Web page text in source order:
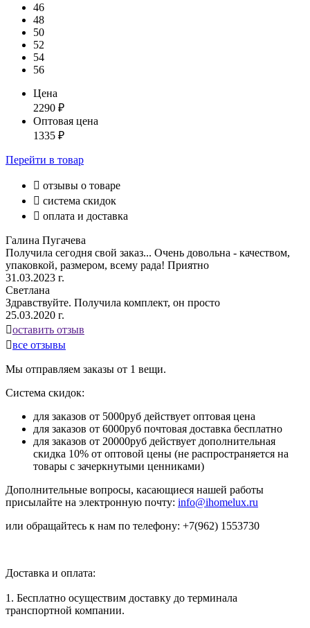
46
48
50
52
54
56
Цена
2290 ₽
Оптовая цена
1335 ₽
Перейти в товар
 отзывы о товаре
 система скидок
 оплата и доставка
Галина Пугачева
Получила сегодня свой заказ... Очень довольна - качеством,
упаковкой, размером, всему рада! Приятно
31.03.2023 г.
Светлана
Здравствуйте. Получила комплект, он просто
25.03.2020 г.
оставить отзыв
все отзывы
Мы отправляем заказы от 1 вещи.
Система скидок:
для заказов от 5000руб действует оптовая цена
для заказов от 6000руб почтовая доставка бесплатно
для заказов от 20000руб действует дополнительная
скидка 10% от оптовой цены (не распространяется на
товары с зачеркнутыми ценниками)
Дополнительные вопросы, касающиеся нашей работы
присылайте на электронную почту: info@ihomelux.ru
или обращайтесь к нам по телефону: +7(962) 1553730
Доставка и оплата:
1. Бесплатно осуществим доставку до терминала
транспортной компании.